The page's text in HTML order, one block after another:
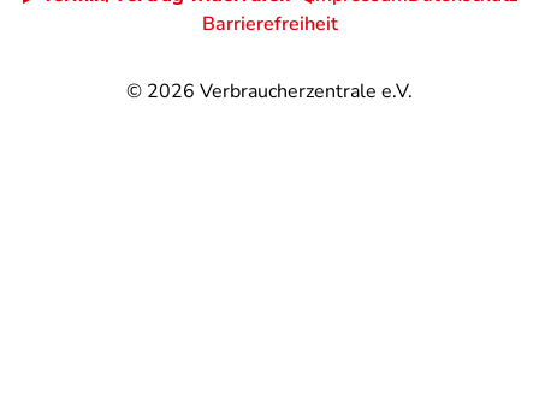
© 2026 Verbraucherzentrale e.V.
Barrierefreiheit